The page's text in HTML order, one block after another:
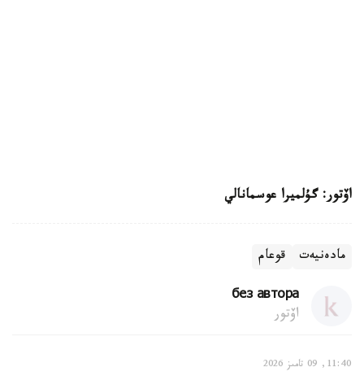
اۆتور: گۇلميرا عوسمانالي
مادەنيەت قوعام
без автора
اۆتور
11:40, 09 تامىز 2026